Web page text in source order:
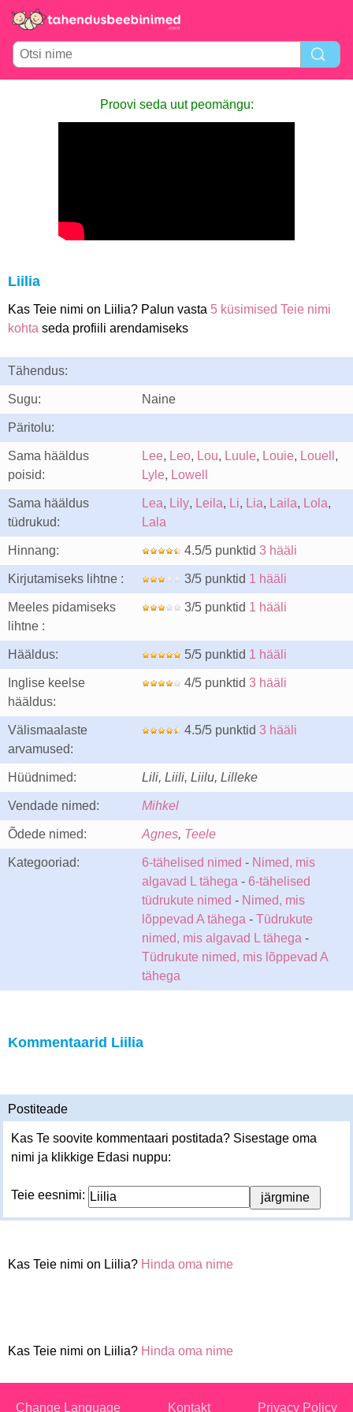
Proovi seda uut peomängu:
Liilia
Kas Teie nimi on Liilia? Palun vasta 5 küsimised Teie nimi
kohta seda profiili arendamiseks
Tähendus:
Sugu: Naine
Päritolu:
Sama hääldus
poisid:
Lee, Leo, Lou, Luule, Louie, Louell ,
Lyle, Lowell
Sama hääldus
tüdrukud:
Lea, Lily, Leila, Li, Lia, Laila, Lola,
Lala
Hinnang: 4.5/5 punktid 3 hääli
Kirjutamiseks lihtne : 3/5 punktid 1 hääli
Meeles pidamiseks
lihtne :
3/5 punktid 1 hääli
Hääldus: 5/5 punktid 1 hääli
Inglise keelse
hääldus:
4/5 punktid 3 hääli
Välismaalaste
arvamused:
4.5/5 punktid 3 hääli
Hüüdnimed: Lili, Liili, Liilu, Lilleke
Vendade nimed: Mihkel
Õdede nimed: Agnes, Teele
Kategooriad: 6-tähelised nimed - Nimed, mis
algavad L tähega - 6-tähelised
tüdrukute nimed - Nimed, mis
lõppevad A tähega - Tüdrukute
nimed, mis algavad L tähega -
Tüdrukute nimed, mis lõppevad A
tähega
Kommentaarid Liilia
Postiteade
Kas Te soovite kommentaari postitada? Sisestage oma
nimi ja klikkige Edasi nuppu:
Teie eesnimi:
Kas Teie nimi on Liilia? Hinda oma nime
Kas Teie nimi on Liilia? Hinda oma nime
Change Language Kontakt Privacy Policy